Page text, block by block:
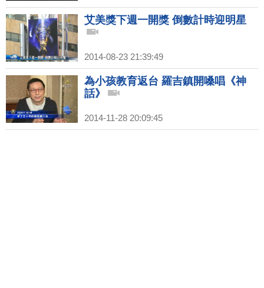
艾美獎下週一開獎 倒數計時迎明星
2014-08-23 21:39:49
為小孩教育返台 羅吉鎮開嗓唱《神
話》
2014-11-28 20:09:45